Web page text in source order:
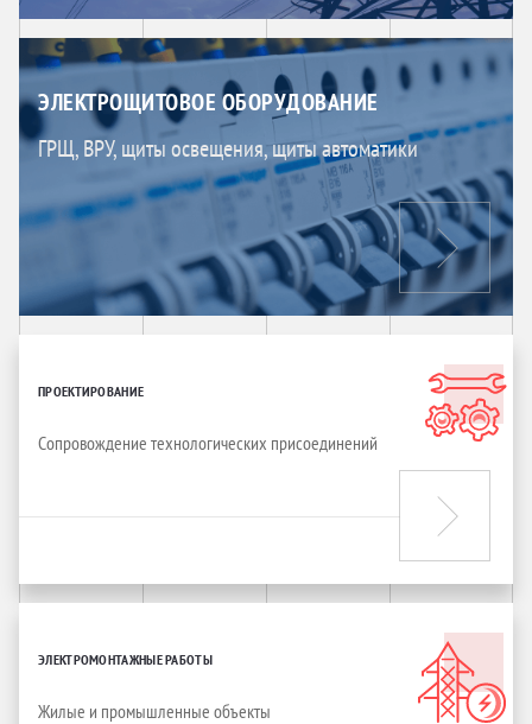
ЭЛЕКТРОЩИТОВОЕ ОБОРУДОВАНИЕ
ГРЩ, ВРУ, щиты освещения, щиты автоматики
ПРОЕКТИРОВАНИЕ
Сопровождение технологических присоединений
ЭЛЕКТРОМОНТАЖНЫЕ РАБОТЫ
Жилые и промышленные объекты